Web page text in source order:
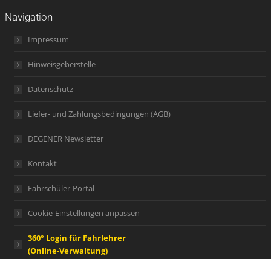
Navigation
Impressum
Hinweisgeberstelle
Datenschutz
Liefer- und Zahlungsbedingungen (AGB)
DEGENER Newsletter
Kontakt
Fahrschüler-Portal
Cookie-Einstellungen anpassen
360° Login für Fahrlehrer
(Online-Verwaltung)